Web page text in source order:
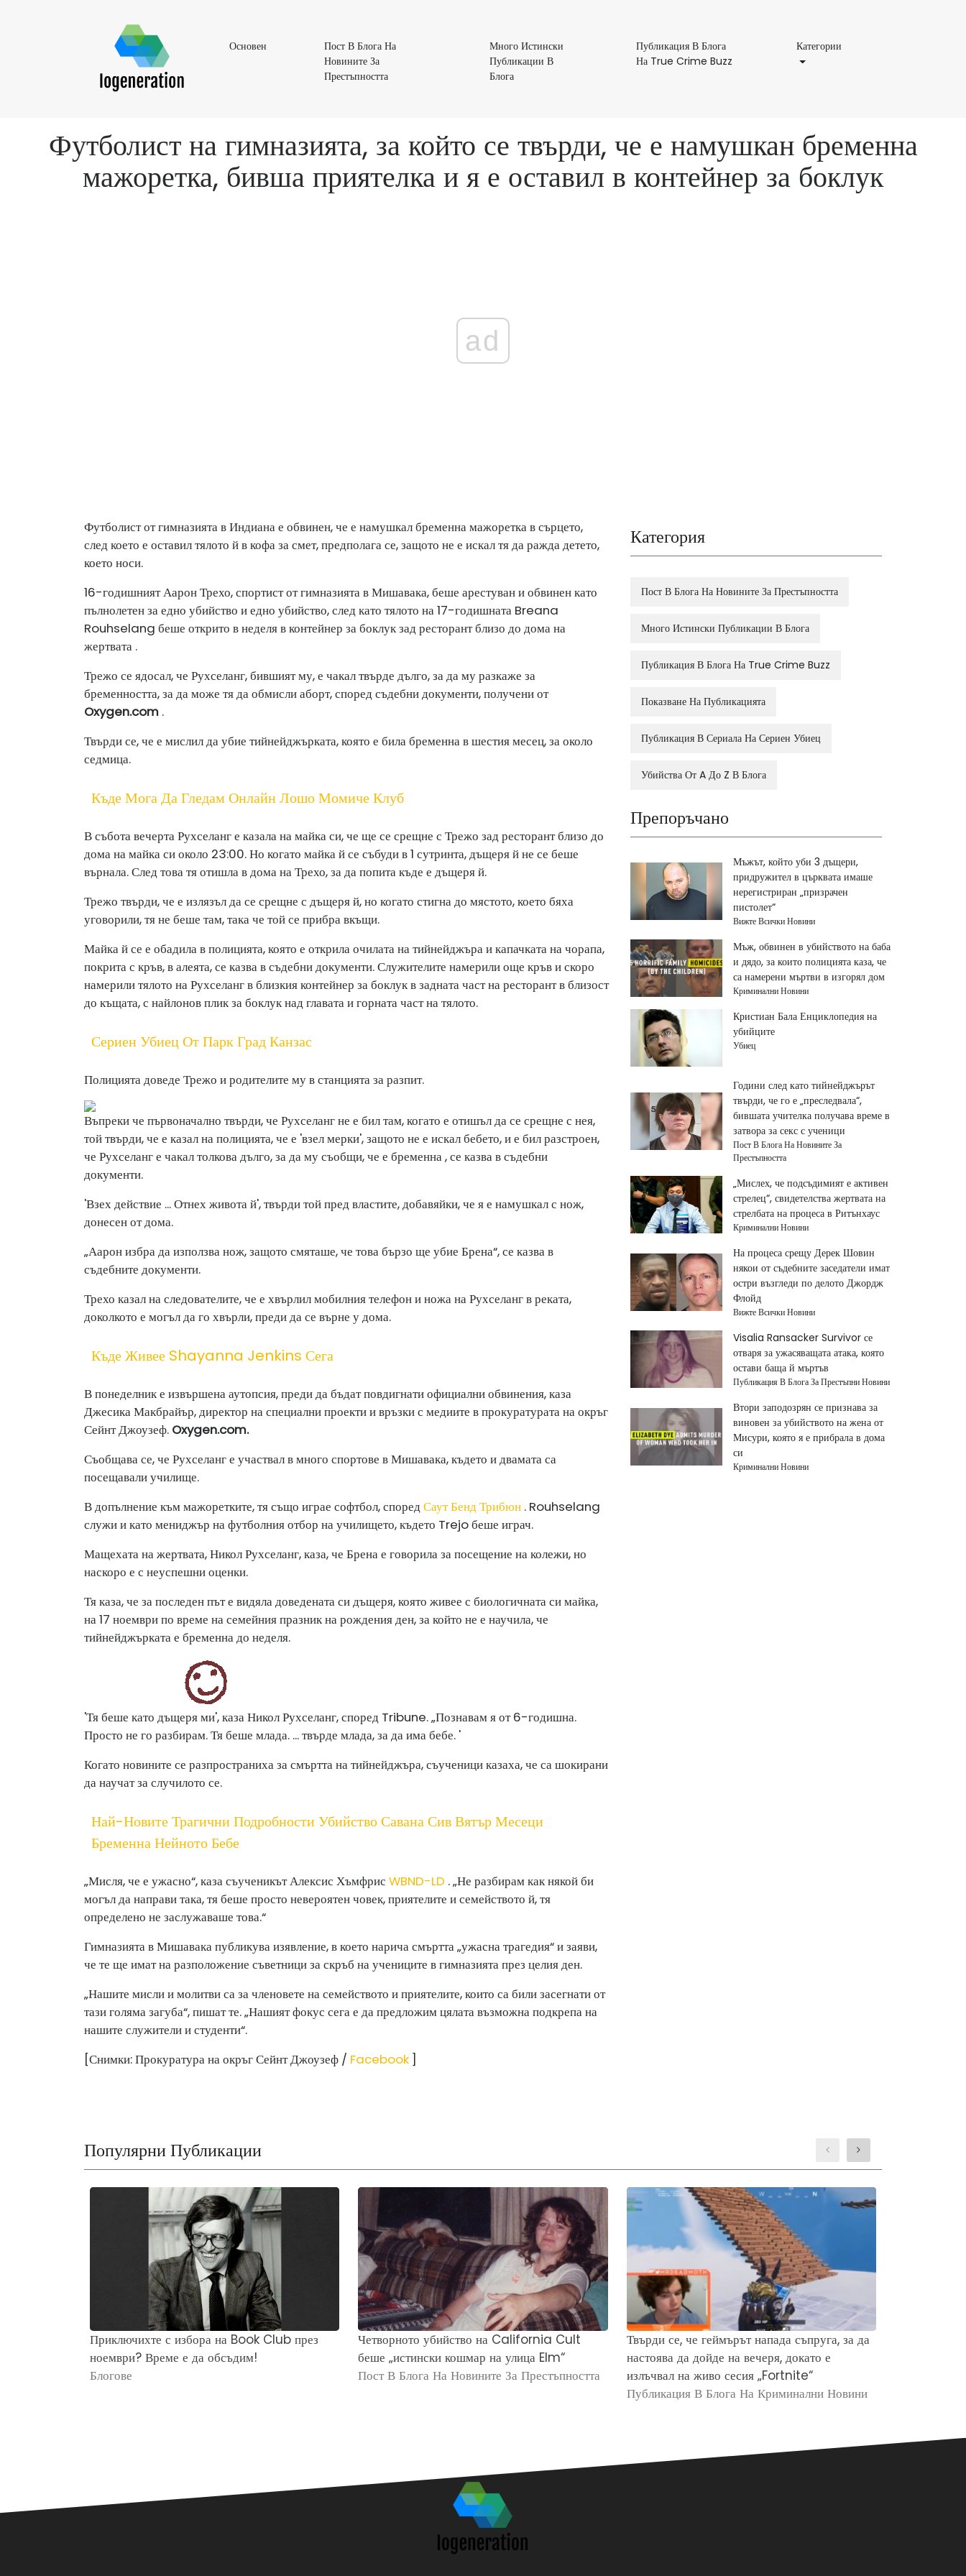
ОсновенОсновен
Пост В Блога На
Новините За
ПрестъпносттаПост
За
Много Истински
Публикации В
БлогаМного
Публикация В Блога
На True Crime Buzz
Buzz
Категории
Футболист на гимназията, за който се твърди, че е намушкан бременна
мажоретка, бивша приятелка и я е оставил в контейнер за боклук
ad
Футболист от гимназията в Индиана е обвинен, че е намушкал бременна мажоретка в сърцето,
след което е оставил тялото й в кофа за смет, предполага се, защото не е искал тя да ражда детето,
което носи.
16-годишният Аарон Трехо, спортист от гимназията в Мишавака, беше арестуван и обвинен като
пълнолетен за едно убийство и едно убийство, след като тялото на 17-годишната Breana
Rouhselang беше открито в неделя в контейнер за боклук зад ресторант близо до дома на
жертвата .
Трежо се ядосал, че Рухселанг, бившият му, е чакал твърде дълго, за да му разкаже за
бременността, за да може тя да обмисли аборт, според съдебни документи, получени от
Oxygen.com .
Твърди се, че е мислил да убие тийнейджърката, която е била бременна в шестия месец, за около
седмица.
Къде Мога Да Гледам Онлайн Лошо Момиче Клуб
В събота вечерта Рухселанг е казала на майка си, че ще се срещне с Трежо зад ресторант близо до
дома на майка си около 23:00. Но когато майка й се събуди в 1 сутринта, дъщеря й не се беше
върнала. След това тя отишла в дома на Трехо, за да попита къде е дъщеря й.
Трежо твърди, че е излязъл да се срещне с дъщеря й, но когато стигна до мястото, което бяха
уговорили, тя не беше там, така че той се прибра вкъщи.
Майка й се е обадила в полицията, която е открила очилата на тийнейджъра и капачката на чорапа,
покрита с кръв, в алеята, се казва в съдебни документи. Служителите намерили още кръв и скоро
намерили тялото на Рухселанг в близкия контейнер за боклук в задната част на ресторант в близост
до къщата, с найлонов плик за боклук над главата и горната част на тялото.
Сериен Убиец От Парк Град Канзас
Полицията доведе Трежо и родителите му в станцията за разпит.
Въпреки че първоначално твърди, че Рухселанг не е бил там, когато е отишъл да се срещне с нея,
той твърди, че е казал на полицията, че е 'взел мерки', защото не е искал бебето, и е бил разстроен,
че Рухселанг е чакал толкова дълго, за да му съобщи, че е бременна , се казва в съдебни
документи.
'Взех действие ... Отнех живота й', твърди той пред властите, добавяйки, че я е намушкал с нож,
донесен от дома.
„Аарон избра да използва нож, защото смяташе, че това бързо ще убие Брена“, се казва в
съдебните документи.
Трехо казал на следователите, че е хвърлил мобилния телефон и ножа на Рухселанг в реката,
доколкото е могъл да го хвърли, преди да се върне у дома.
Къде Живее Shayanna Jenkins Сега
В понеделник е извършена аутопсия, преди да бъдат повдигнати официални обвинения, каза
Джесика Макбрайър, директор на специални проекти и връзки с медиите в прокуратурата на окръг
Сейнт Джоузеф. Oxygen.com.
Съобщава се, че Рухселанг е участвал в много спортове в Мишавака, където и двамата са
посещавали училище.
В допълнение към мажоретките, тя също играе софтбол, споредСаут Бенд Трибюн . Rouhselang
служи и като мениджър на футболния отбор на училището, където Trejo беше играч.
Мащехата на жертвата, Никол Рухселанг, каза, че Брена е говорила за посещение на колежи, но
наскоро е с неуспешни оценки.
Тя каза, че за последен път е видяла доведената си дъщеря, която живее с биологичната си майка,
на 17 ноември по време на семейния празник на рождения ден, за който не е научила, че
тийнейджърката е бременна до неделя.
'Тя беше като дъщеря ми', каза Никол Рухселанг, според Tribune. „Познавам я от 6-годишна.
Просто не го разбирам. Тя беше млада. ... твърде млада, за да има бебе. '
Когато новините се разпространиха за смъртта на тийнейджъра, съученици казаха, че са шокирани
да научат за случилото се.
Най-Новите Трагични Подробности Убийство Савана Сив Вятър Месеци
Бременна Нейното Бебе
„Мисля, че е ужасно“, каза съученикът Алексис Хъмфрис WBND-LD . „Не разбирам как някой би
могъл да направи така, тя беше просто невероятен човек, приятелите и семейството й, тя
определено не заслужаваше това.“
Гимназията в Мишавака публикува изявление, в което нарича смъртта „ужасна трагедия“ и заяви,
че те ще имат на разположение съветници за скръб на учениците в гимназията през целия ден.
„Нашите мисли и молитви са за членовете на семейството и приятелите, които са били засегнати от
тази голяма загуба“, пишат те. „Нашият фокус сега е да предложим цялата възможна подкрепа на
нашите служители и студенти“.
[Снимки: Прокуратура на окръг Сейнт Джоузеф / Facebook ]
Категория
Пост В Блога На Новините За Престъпността
Много Истински Публикации В Блога
Публикация В Блога На True Crime Buzz
Показване На Публикацията
Публикация В Сериала На Сериен Убиец
Убийства От A До Z В Блога
Препоръчано
Мъжът, който уби 3 дъщери,
придружител в църквата имаше
нерегистриран „призрачен
пистолет“
Вижте Всички Новини
Мъж, обвинен в убийството на баба
и дядо, за които полицията каза, че
са намерени мъртви в изгорял дом
Криминални Новини
Кристиан Бала Енциклопедия на
убийците
Убиец
Години след като тийнейджърът
твърди, че го е „преследвала“,
бившата учителка получава време в
затвора за секс с ученици
Пост В Блога На Новините За
Престъпността
„Мислех, че подсъдимият е активен
стрелец“, свидетелства жертвата на
стрелбата на процеса в Ритънхаус
Криминални Новини
На процеса срещу Дерек Шовин
някои от съдебните заседатели имат
остри възгледи по делото Джордж
Флойд
Вижте Всички Новини
Visalia Ransacker Survivor се
отваря за ужасяващата атака, която
остави баща й мъртъв
Публикация В Блога За Престъпни Новини
Втори заподозрян се признава за
виновен за убийството на жена от
Мисури, която я е прибрала в дома
си
Криминални Новини
Популярни Публикации
Приключихте с избора на Book Club през
ноември? Време е да обсъдим!
Блогове
Четворното убийство на California Cult
беше „истински кошмар на улица Elm“
Пост В Блога На Новините За Престъпността
Твърди се, че геймърът напада съпруга, за да
настоява да дойде на вечеря, докато е
излъчвал на живо сесия „Fortnite“
Публикация В Блога На Криминални Новини